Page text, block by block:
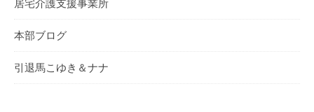
本部ブログ
引退馬こゆき＆ナナ